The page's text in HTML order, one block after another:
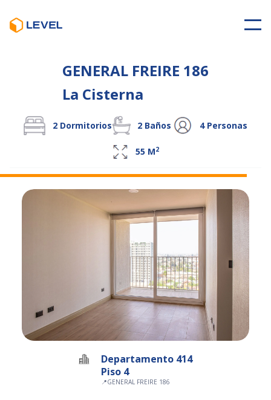
GENERAL FREIRE 186
La Cisterna
2 Dormitorios 2 Baños 4Personas
55 M2
Departamento 414
Piso 4
📍GENERAL FREIRE 186